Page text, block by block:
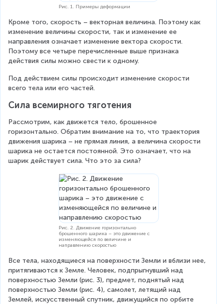
Рис. 1. Примеры деформации
Кроме того, скорость – векторная величина. Поэтому как
изменение величины скорости, так и изменение ее
направления означает изменение вектора скорости.
Поэтому все четыре перечисленные выше признака
действия силы можно свести к одному.
Под действием силы происходит изменение скорости
всего тела или его частей.
Сила всемирного тяготения
Рассмотрим, как движется тело, брошенное
горизонтально. Обратим внимание на то, что траектория
движения шарика – не прямая линия, а величина скорости
шарика не остается постоянной. Это означает, что на
шарик действует сила. Что это за сила?
Рис. 2. Движение горизонтально
брошенного шарика – это движение с
изменяющейся по величине и
направлению скоростью
Все тела, находящиеся на поверхности Земли и вблизи нее,
притягиваются к Земле. Человек, подпрыгнувший над
поверхностью Земли (рис. 3), предмет, поднятый над
поверхностью Земли (рис. 4), самолет, летящий над
Землей, искусственный спутник, движущийся по орбите